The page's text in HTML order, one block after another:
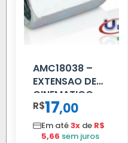
AMC18038 –
EXTENSAO DE
CINEMATICO
40MM
R$17,00
Em até3x de R$
5,66 sem juros